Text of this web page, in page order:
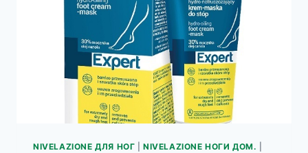
NIVELAZIONE ДЛЯ НОГ |NIVELAZIONE НОГИ ДОМ.